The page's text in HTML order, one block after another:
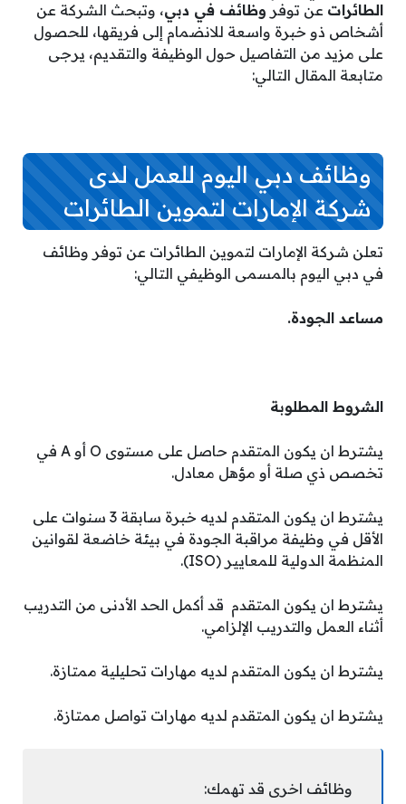
الطائرات عن توفر وظائف في دبي، وتبحث الشركة عن
أشخاص ذو خبرة واسعة للانضمام إلى فريقها، للحصول
على مزيد من التفاصيل حول الوظيفة والتقديم، يرجى
متابعة المقال التالي:
وظائف دبي اليوم للعمل لدى
شركة الإمارات لتموين الطائرات
تعلن شركة الإمارات لتموين الطائرات عن توفر وظائف
في دبي اليوم بالمسمى الوظيفي التالي:
مساعد الجودة.
الشروط المطلوبة
يشترط ان يكون المتقدم حاصل على مستوى O أو A في
تخصص ذي صلة أو مؤهل معادل.
يشترط ان يكون المتقدم لديه خبرة سابقة 3 سنوات على
الأقل في وظيفة مراقبة الجودة في بيئة خاضعة لقوانين
المنظمة الدولية للمعايير (ISO).
يشترط ان يكون المتقدم قد أكمل الحد الأدنى من التدريب
أثناء العمل والتدريب الإلزامي.
يشترط ان يكون المتقدم لديه مهارات تحليلية ممتازة.
يشترط ان يكون المتقدم لديه مهارات تواصل ممتازة.
وظائف اخرى قد تهمك: